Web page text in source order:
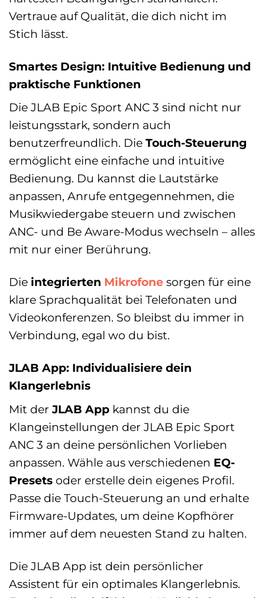
Vertraue auf Qualität, die dich nicht im
Stich lässt.
Smartes Design: Intuitive Bedienung und
praktische Funktionen
Die JLAB Epic Sport ANC 3 sind nicht nur
leistungsstark, sondern auch
benutzerfreundlich. Die Touch-Steuerung
ermöglicht eine einfache und intuitive
Bedienung. Du kannst die Lautstärke
anpassen, Anrufe entgegennehmen, die
Musikwiedergabe steuern und zwischen
ANC- und Be Aware-Modus wechseln – alles
mit nur einer Berührung.
Die integrierten Mikrofone sorgen für eine
klare Sprachqualität bei Telefonaten und
Videokonferenzen. So bleibst du immer in
Verbindung, egal wo du bist.
JLAB App: Individualisiere dein
Klangerlebnis
Mit derJLAB App kannst du die
Klangeinstellungen der JLAB Epic Sport
ANC 3 an deine persönlichen Vorlieben
anpassen. Wähle aus verschiedenen EQ-
Presets oder erstelle dein eigenes Profil.
Passe die Touch-Steuerung an und erhalte
Firmware-Updates, um deine Kopfhörer
immer auf dem neuesten Stand zu halten.
Die JLAB App ist dein persönlicher
Assistent für ein optimales Klangerlebnis.